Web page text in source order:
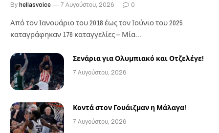
By hellasvoice 7 Αυγούστου, 2026 0
Από τον Ιανουάριο του 2018 έως τον Ιούνιο του 2025
καταγράφηκαν 176 καταγγελίες – Μία…
Σενάρια για Ολυμπιακό και Οτζελέγε!
7 Αυγούστου, 2026
Κοντά στον Γουάιζμαν η Μάλαγα!
7 Αυγούστου, 2026